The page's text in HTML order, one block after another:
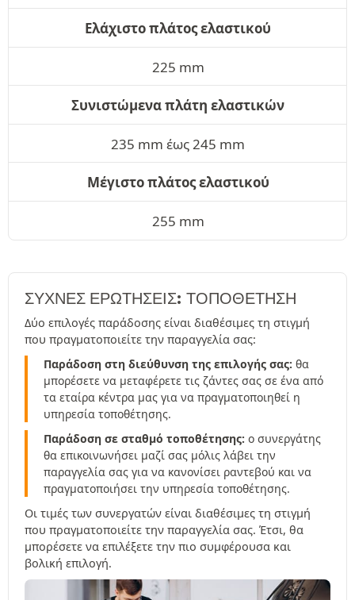
Ελάχιστο πλάτος ελαστικού
225 mm
Συνιστώμενα πλάτη ελαστικών
235 mm έως 245 mm
Μέγιστο πλάτος ελαστικού
255 mm
ΣΥΧΝΈΣ ΕΡΩΤΉΣΕΙΣ: ΤΟΠΟΘΕΤΗΣΗ
Δύο επιλογές παράδοσης είναι διαθέσιμες τη στιγμή
που πραγματοποιείτε την παραγγελία σας:
Παράδοση στη διεύθυνση της επιλογής σας: θα
μπορέσετε να μεταφέρετε τις ζάντες σας σε ένα από
τα εταίρα κέντρα μας για να πραγματοποιηθεί η
υπηρεσία τοποθέτησης.
Παράδοση σε σταθμό τοποθέτησης: ο συνεργάτης
θα επικοινωνήσει μαζί σας μόλις λάβει την
παραγγελία σας για να κανονίσει ραντεβού και να
πραγματοποιήσει την υπηρεσία τοποθέτησης.
Οι τιμές των συνεργατών είναι διαθέσιμες τη στιγμή
που πραγματοποιείτε την παραγγελία σας. Έτσι, θα
μπορέσετε να επιλέξετε την πιο συμφέρουσα και
βολική επιλογή.